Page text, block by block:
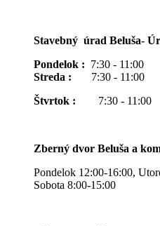
Stavebný úrad Beluša-
Pondelok : 7:30 - 11:00
Streda : 7:30 - 11:00
Štvrtok : 7:30 -
Zberný dvor Beluša a
Pondelok 12:00-16:00,
Sobota 8:00-15:00